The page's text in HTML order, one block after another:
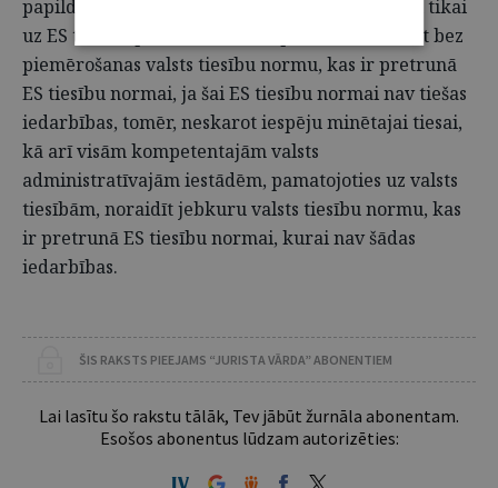
papildu pienākums. No tā izriet, ka valsts tiesai tikai
uz ES tiesību pamata vien nav pienākuma atstāt bez
piemērošanas valsts tiesību normu, kas ir pretrunā
ES tiesību normai, ja šai ES tiesību normai nav tiešas
iedarbības, tomēr, neskarot iespēju minētajai tiesai,
kā arī visām kompetentajām valsts
administratīvajām iestādēm, pamatojoties uz valsts
tiesībām, noraidīt jebkuru valsts tiesību normu, kas
ir pretrunā ES tiesību normai, kurai nav šādas
iedarbības.
ŠIS RAKSTS PIEEJAMS “JURISTA VĀRDA” ABONENTIEM
Lai lasītu šo rakstu tālāk, Tev jābūt žurnāla abonentam.
Esošos abonentus lūdzam autorizēties: